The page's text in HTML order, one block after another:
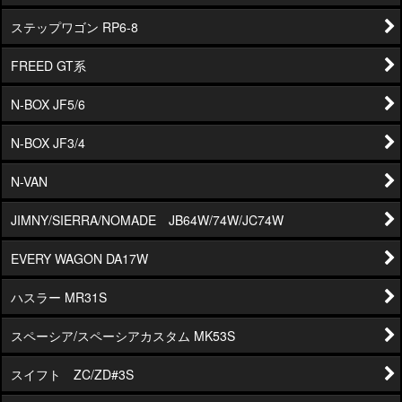
ステップワゴン RP6-8
FREED GT系
N-BOX JF5/6
N-BOX JF3/4
N-VAN
JIMNY/SIERRA/NOMADE JB64W/74W/JC74W
EVERY WAGON DA17W
ハスラー MR31S
スペーシア/スペーシアカスタム MK53S
スイフト ZC/ZD#3S